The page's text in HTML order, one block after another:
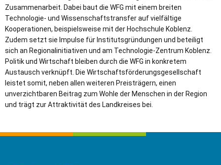
Zusammenarbeit. Dabei baut die WFG mit einem breiten
Technologie- und Wissenschaftstransfer auf vielfältige
Kooperationen, beispielsweise mit der Hochschule Koblenz.
Zudem setzt sie Impulse für Institutsgründungen und beteiligt
sich an Regionalinitiativen und am Technologie-Zentrum Koblenz.
Politik und Wirtschaft bleiben durch die WFG in konkretem
Austausch verknüpft. Die Wirtschaftsförderungsgesellschaft
leistet somit, neben allen weiteren Preisträgern, einen
unverzichtbaren Beitrag zum Wohle der Menschen in der Region
und trägt zur Attraktivität des Landkreises bei.